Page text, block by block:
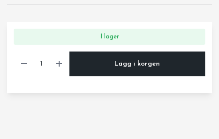
I lager
Lägg i korgen